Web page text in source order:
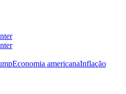
Economia americanaInflação